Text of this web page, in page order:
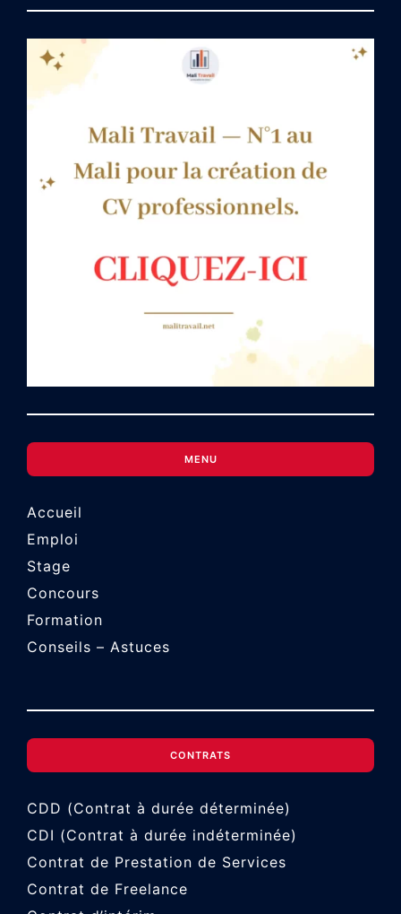
MENU
Accueil
Emploi
Stage
Concours
Formation
Conseils – Astuces
CONTRATS
CDD (Contrat à durée déterminée)
CDI (Contrat à durée indéterminée)
Contrat de Prestation de Services
Contrat de Freelance